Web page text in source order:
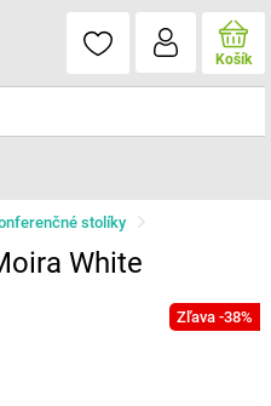
Košík
stolíky
White
Zľava -38%